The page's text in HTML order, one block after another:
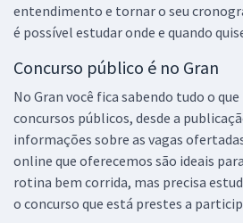
entendimento e tornar o seu
é possível estudar onde e quando
Concurso público é no Gran
No Gran você fica sabendo tudo o
concursos públicos, desde a
informações sobre as vagas
online que oferecemos são ideais
rotina bem corrida, mas precisa
o concurso que está prestes a